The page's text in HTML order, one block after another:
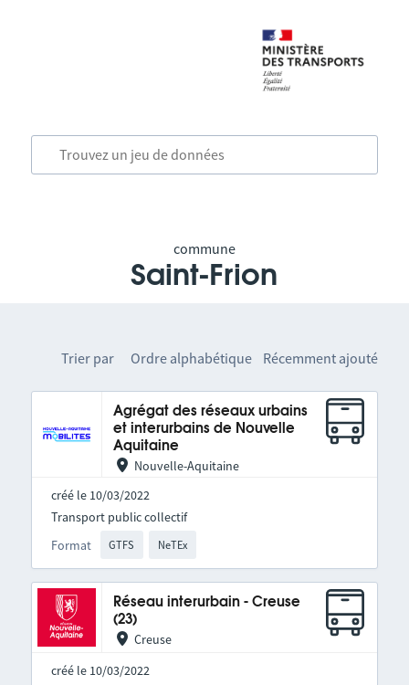
commune
Saint-Frion
Trier par Ordre alphabétique Récemment ajouté
Agrégat des réseaux urbains
et interurbains de Nouvelle
Aquitaine
Nouvelle-Aquitaine
créé le 10/03/2022
Format GTFS NeTEx
Transport public collectif
Réseau interurbain - Creuse
(23)
Creuse
créé le 10/03/2022